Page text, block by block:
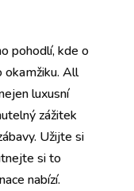
pohodlí, kde o
okamžiku. All
luxusní
zážitek
Užijte si
si to
nabízí.